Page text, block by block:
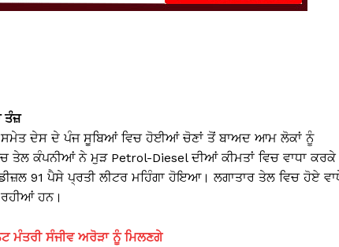
ਤੰਜ਼
ਸਮੇਤ ਦੇਸ ਦੇ ਪੰਜ ਸੂਬਿਆਂ ਵਿਚ ਹੋਈਆਂ ਚੋਣਾਂ ਤੋਂ ਬਾਅਦ ਆਮ ਲੋਕਾਂ ਨੂੰ
ਤੇਲ ਕੰਪਨੀਆਂ ਨੇ ਮੁੜ Petrol-Diesel ਦੀਆਂ ਕੀਮਤਾਂ ਵਿਚ ਵਾਧਾ ਕਰਕੇ
91 ਪੈਸੇ ਪ੍ਰਤੀ ਲੀਟਰ ਮਹਿੰਗਾ ਹੋਇਆ। ਲਗਾਤਾਰ ਤੇਲ ਵਿਚ ਹੋਏ
ਹਨ।
ਮੰਤਰੀ ਸੰਜੀਵ ਅਰੋੜਾ ਨੂੰ ਮਿਲਣਗੇ